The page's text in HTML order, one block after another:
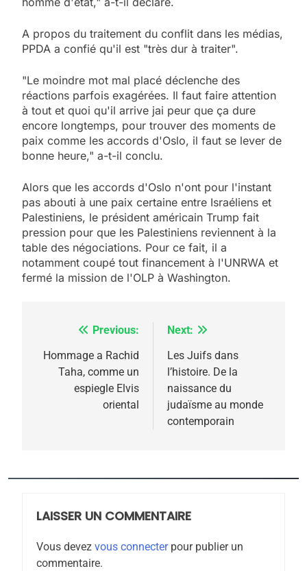
A propos du traitement du conflit dans les médias,
PPDA a confié qu'il est "très dur à traiter".
"Le moindre mot mal placé déclenche des
réactions parfois exagérées. Il faut faire attention
à tout et quoi qu'il arrive jai peur que ça dure
encore longtemps, pour trouver des moments de
paix comme les accords d'Oslo, il faut se lever de
bonne heure," a-t-il conclu.
Alors que les accords d'Oslo n'ont pour l'instant
pas abouti à une paix certaine entre Israéliens et
Palestiniens, le président américain Trump fait
pression pour que les Palestiniens reviennent à la
table des négociations. Pour ce fait, il a
notamment coupé tout financement à l'UNRWA et
fermé la mission de l'OLP à Washington.
Navigation
de
l’article
Previous:
Hommage a Rachid
Taha, comme un
espiegle Elvis
oriental
Next:
Les Juifs dans
l’histoire. De la
naissance du
judaïsme au monde
contemporain
LAISSER UN COMMENTAIRE
Vous devez vous connecterpour publier un
commentaire.
2025, l’année la plus
rapport d’ADL contre
FRANCE ISRAÉL
6